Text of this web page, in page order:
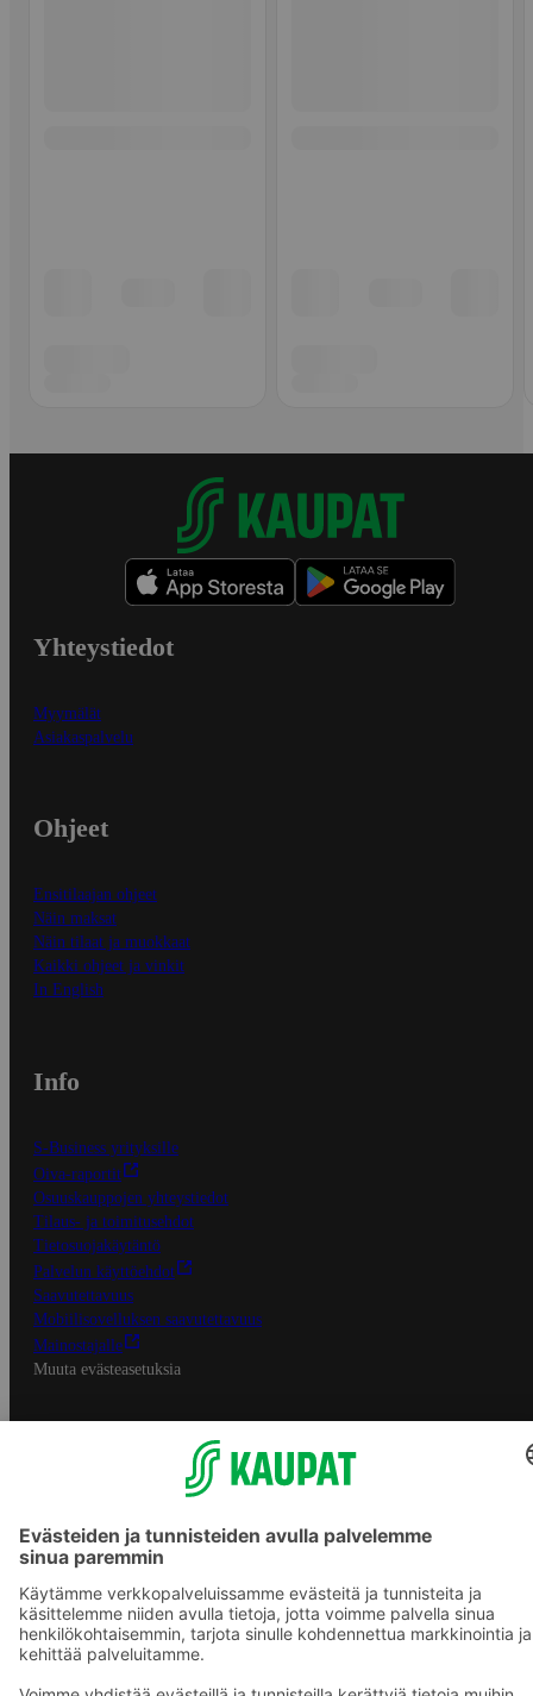
Yhteystiedot
Myymälät
Asiakaspalvelu
Ohjeet
Ensitilaajan ohjeet
Näin maksat
Näin tilaat ja muokkaat
Kaikki ohjeet ja vinkit
In English
Info
S-Business yrityksille
Oiva-raportit
Osuuskauppojen yhteystiedot
Tilaus- ja toimitusehdot
Tietosuojakäytäntö
Palvelun käyttöehdot
Saavutettavuus
Mobiilisovelluksen saavutettavuus
Mainostajalle
Muuta evästeasetuksia
S-ryhmän palvelut
S-ryhmä
Asiakasomistajuus
S-ostoslista -sovellus
Prisma.fi
Sokos.fi
S-Pankki